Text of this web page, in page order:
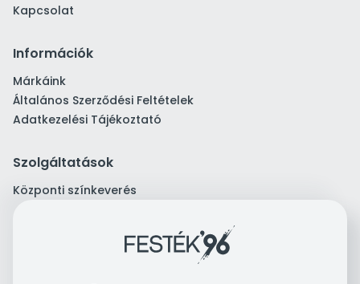
Kapcsolat
Információk
Márkáink
Általános Szerződési Feltételek
Adatkezelési Tájékoztató
Szolgáltatások
Központi színkeverés